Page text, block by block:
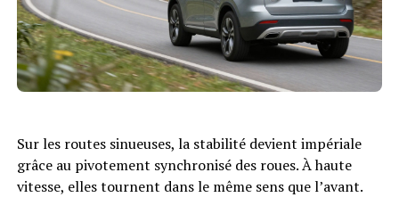
Sur les routes sinueuses, la stabilité devient impériale
grâce au pivotement synchronisé des roues. À haute
vitesse, elles tournent dans le même sens que l’avant.